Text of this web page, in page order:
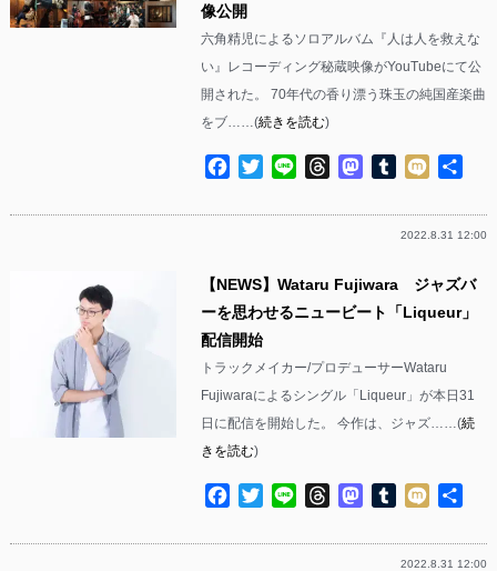
像公開
六角精児によるソロアルバム『人は人を救えな
い』レコーディング秘蔵映像がYouTubeにて公
開された。 70年代の香り漂う珠玉の純国産楽曲
をブ……(続きを読む)
Facebook
TwitterLine ThreadsMastodon
Tumblr
Mixi
2022.8.31 12:00
【NEWS】Wataru Fujiwara ジャズバ
ーを思わせるニュービート「Liqueur」
配信開始
トラックメイカー/プロデューサーWataru
Fujiwaraによるシングル「Liqueur」が本日31
日に配信を開始した。 今作は、ジャズ……(続
きを読む)
Facebook
TwitterLine ThreadsMastodon
Tumblr
Mixi
2022.8.31 12:00